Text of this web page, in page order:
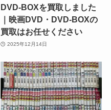
DVD-BOXを買取しました
｜映画DVD・DVD-BOXの
買取はお任せください
2025年12月14日